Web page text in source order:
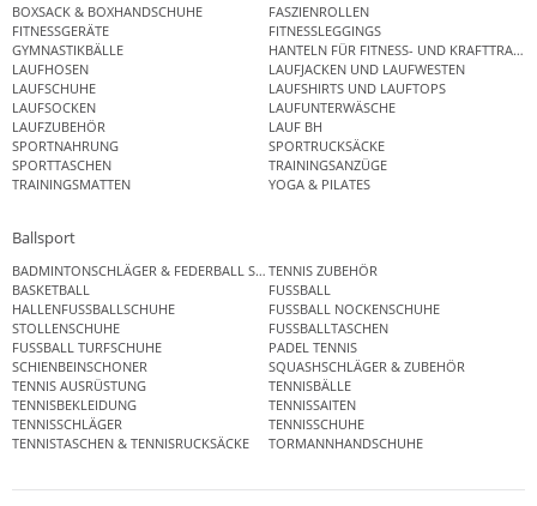
BOXSACK & BOXHANDSCHUHE
FASZIENROLLEN
FITNESSGERÄTE
FITNESSLEGGINGS
GYMNASTIKBÄLLE
HANTELN FÜR FITNESS- UND
LAUFHOSEN
LAUFJACKEN UND LAUFWESTEN
LAUFSCHUHE
LAUFSHIRTS UND LAUFTOPS
LAUFSOCKEN
LAUFUNTERWÄSCHE
LAUFZUBEHÖR
LAUF BH
SPORTNAHRUNG
SPORTRUCKSÄCKE
SPORTTASCHEN
TRAININGSANZÜGE
TRAININGSMATTEN
YOGA & PILATES
Ballsport
BADMINTONSCHLÄGER & FEDERBALL SETSTENNIS ZUBEHÖR
BASKETBALL
FUSSBALL
HALLENFUSSBALLSCHUHE
FUSSBALL NOCKENSCHUHE
STOLLENSCHUHE
FUSSBALLTASCHEN
FUSSBALL TURFSCHUHE
PADEL TENNIS
SCHIENBEINSCHONER
SQUASHSCHLÄGER & ZUBEHÖR
TENNIS AUSRÜSTUNG
TENNISBÄLLE
TENNISBEKLEIDUNG
TENNISSAITEN
TENNISSCHLÄGER
TENNISSCHUHE
TENNISTASCHEN & TENNISRUCKSÄCKE
TORMANNHANDSCHUHE